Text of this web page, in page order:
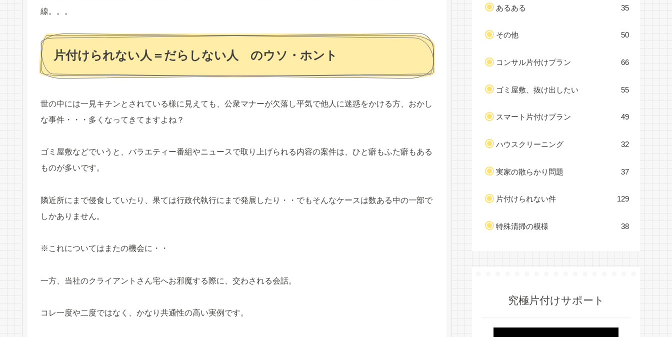
線。。。
片付けられない人＝だらしない人 のウソ・ホント
世の中には一見キチンとされている様に見えても、公衆マナーが欠落し平気で他人に迷惑をかける方、おかし
な事件・・・多くなってきてますよね？
ゴミ屋敷などでいうと、バラエティー番組やニュースで取り上げられる内容の案件は、ひと癖もふた癖もある
ものが多いです。
隣近所にまで侵食していたり、果ては行政代執行にまで発展したり・・でもそんなケースは数ある中の一部で
しかありません。
※これについてはまたの機会に・・
一方、当社のクライアントさん宅へお邪魔する際に、交わされる会話。
コレ一度や二度ではなく、かなり共通性の高い実例です。
あるある 35
その他 50
コンサル片付けプラン 66
ゴミ屋敷、抜け出したい 55
スマート片付けプラン 49
ハウスクリーニング 32
実家の散らかり問題 37
片付けられない件 129
特殊清掃の模様 38
究極片付けサポート